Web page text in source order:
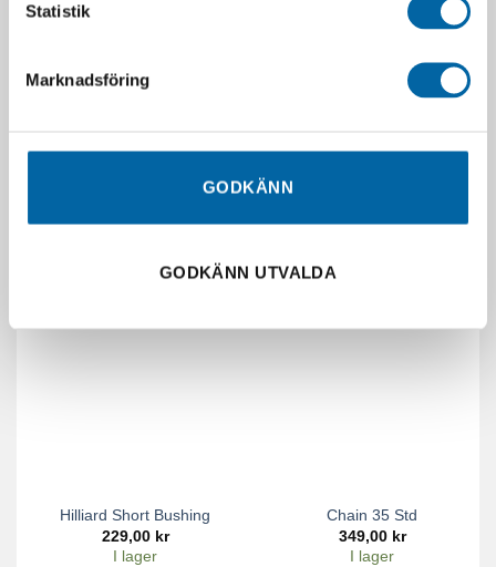
Statistik
Marknadsföring
GODKÄNN
GODKÄNN UTVALDA
SLUT I LAGER
899,00kr
4 995,00kr
Hilliard Short Bushing
229,00 kr
I lager
Chain 35 Std
349,00 kr
I lager